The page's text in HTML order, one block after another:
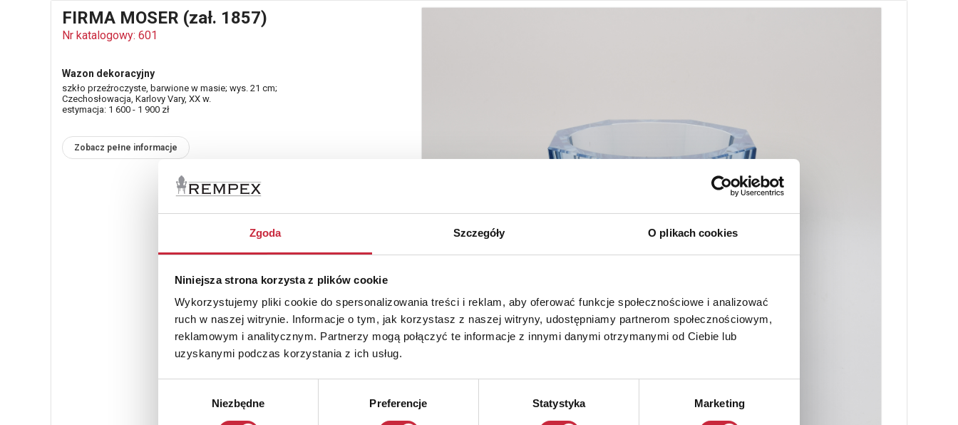
Zgoda Szczegóły O plikach cookies
Niniejsza strona korzysta z plików cookie
Wykorzystujemy pliki cookie do spersonalizowania treści i reklam, aby oferować funkcje społecznościowe i analizować
ruch w naszej witrynie. Informacje o tym, jak korzystasz z naszej witryny, udostępniamy partnerom społecznościowym,
reklamowym i analitycznym. Partnerzy mogą połączyć te informacje z innymi danymi otrzymanymi od Ciebie lub
uzyskanymi podczas korzystania z ich usług.
Niezbędne Preferencje Statystyka Marketing
FIRMA MOSER (zał. 1857)
Nr katalogowy: 601
Wazon dekoracyjny
szkło przeźroczyste, barwione w masie; wys. 21 cm;
Czechosłowacja, Karlovy Vary, XX w.
estymacja: 1 600 - 1 900 zł
Zobacz pełne informacje